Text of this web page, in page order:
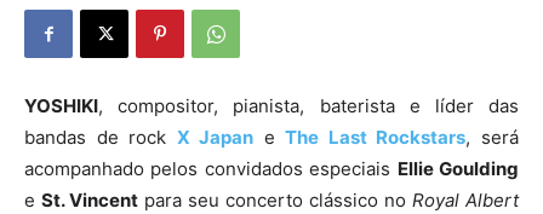
YOSHIKI, compositor, pianista, baterista e líder das
bandas de rock X Japan eThe Last Rockstars, será
acompanhado pelos convidados especiais Ellie Goulding
e St. Vincent para seu concerto clássico no Royal Albert